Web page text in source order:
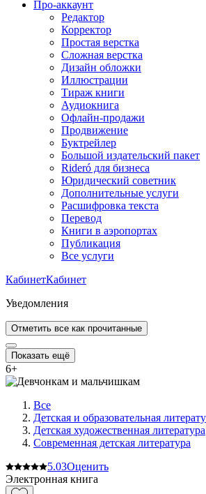
Про-аккаунт
Редактор
Корректор
Простая верстка
Сложная верстка
Дизайн обложки
Иллюстрации
Тираж книги
Аудиокнига
Офлайн-продажи
Продвижение
Буктрейлер
Большой издательский пакет
Rideró для бизнеса
Юридический советник
Дополнительные услуги
Расшифровка текста
Перевод
Книги в аэропортах
Публикация
Все услуги
КабинетКабинет
Уведомления
Отметить все как прочитанные
Показать ещё
6+
Все
Детская и образовательная
Детская художественная литература
Современная детская литература
5.03Оценить
Электронная книга